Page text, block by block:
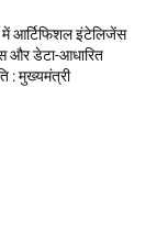
में आर्टिफिशल इंटेलिजेंस
और डेटा-आधारित
: मुख्यमंत्री